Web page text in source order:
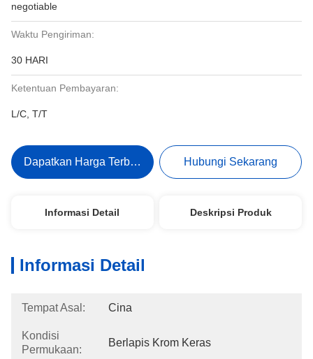
negotiable
Waktu Pengiriman:
30 HARI
Ketentuan Pembayaran:
L/C, T/T
Dapatkan Harga Terbaik Hubungi Sekarang
Informasi Detail Deskripsi Produk
Informasi Detail
Tempat Asal: Cina
Kondisi
Permukaan:
Berlapis Krom Keras